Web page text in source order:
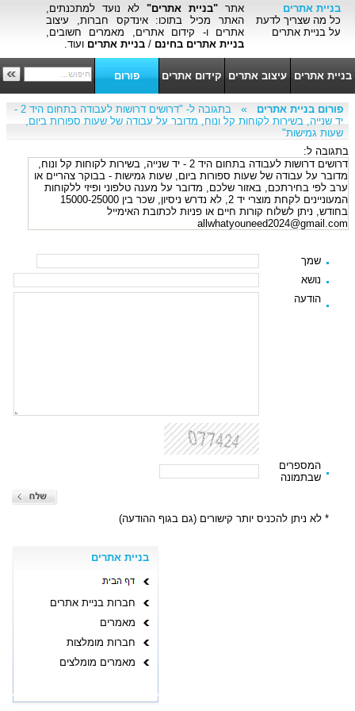
בניית אתרים
כל מה שצריך לדעת
על בניית אתרים
אתר "בניית אתרים" לא נועד למתכנתים,
האתר מכיל בתוכו: אינדקס חברות, עיצוב
אתרים ו- קידום אתרים, מאמרים חשובים,
בניית אתרים בחינם / בניית אתרים ועוד.
בניית אתרים עיצוב אתרים קידום אתרים פורום
פורום בניית אתרים »
בתגובה ל- "דרושים דרושות לעבודה בתחום היד 2 -
יד שנייה, בשירות לקוחות קל ונוח, מדובר על עבודה של שעות ספורות ביום,
שעות גמישות"
בתגובה ל:
דרושים דרושות לעבודה בתחום היד 2 - יד שנייה, בשירות לקוחות קל ונוח,
מדובר על עבודה של שעות ספורות ביום, שעות גמישות - בבוקר צהריים או
ערב לפי בחירתכם, באזור שלכם, מדובר על מענה טלפוני ופיזי ללקוחות
המעוניינים לקחת מוצרי יד 2, לא נדרש ניסיון, שכר בין 15000-25000
בחודש, ניתן לשלוח קורות חיים או פניות לכתובת האימייל
allwhatyouneed2024@gmail.com
שמך
נושא
הודעה
המספרים
שבתמונה
* לא ניתן להכניס יותר קישורים (גם בגוף ההודעה)
בניית אתרים
חברות בניית אתרים
מאמרים
חברות מומלצות
מאמרים מומלצים